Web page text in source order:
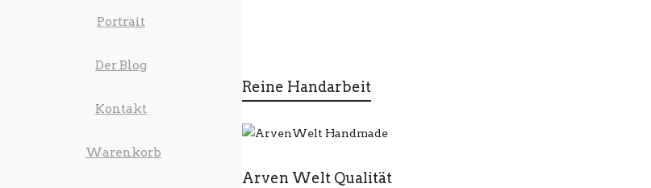
Portrait
Der Blog
Kontakt
Warenkorb
Reine Handarbeit
Arven Welt Qualität